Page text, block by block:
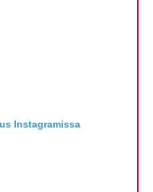
Instagramissa